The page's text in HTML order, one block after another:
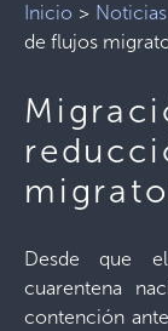
Inicio > Noticias
de flujos
Desde que
cuarentena
contención